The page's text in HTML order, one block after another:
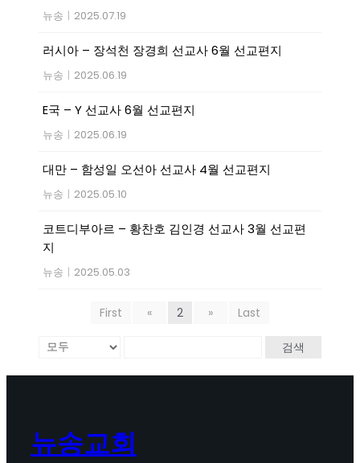
뉴송 | 2025.07.19
러시아 – 장석천 장경희 선교사 6월 선교편지
뉴송 | 2025.06.19
E국 – Y 선교사 6월 선교편지
뉴송 | 2025.06.19
대만 – 함성일 오선아 선교사 4월 선교편지
뉴송 | 2025.05.10
코트디부아르 – 황찬호 김인경 선교사 3월 선교편
지
뉴송 | 2025.05.03
First « 2 » Last
검색
뉴송교회